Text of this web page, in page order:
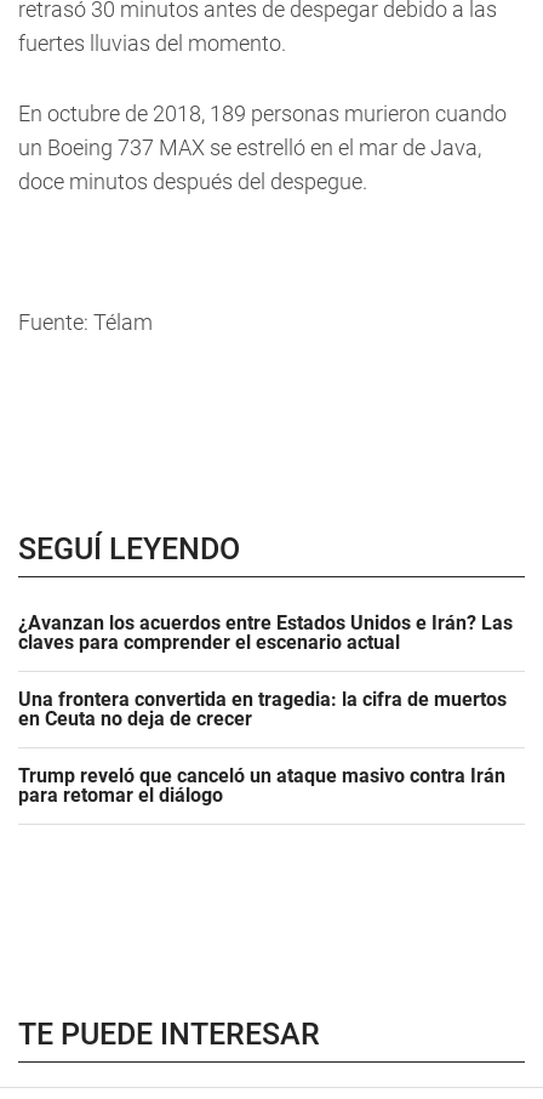
retrasó 30 minutos antes de despegar debido a las
fuertes lluvias del momento.
En octubre de 2018, 189 personas murieron cuando
un Boeing 737 MAX se estrelló en el mar de Java,
doce minutos después del despegue.
Fuente: Télam
SEGUÍ LEYENDO
¿Avanzan los acuerdos entre Estados Unidos e Irán? Las
claves para comprender el escenario actual
Una frontera convertida en tragedia: la cifra de muertos
en Ceuta no deja de crecer
Trump reveló que canceló un ataque masivo contra Irán
para retomar el diálogo
TE PUEDE INTERESAR